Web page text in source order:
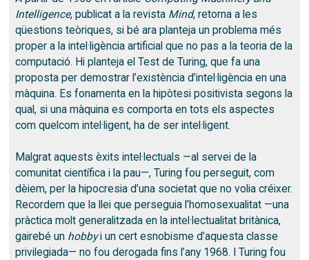
Intelligence, publicat a la revista Mind, retorna a les
qüestions teòriques, si bé ara planteja un problema més
proper a la intel·ligència artificial que no pas a la teoria de la
computació. Hi planteja el Test de Turing, que fa una
proposta per demostrar l’existència d’intel·ligència en una
màquina. Es fonamenta en la hipòtesi positivista segons la
qual, si una màquina es comporta en tots els aspectes
com quelcom intel·ligent, ha de ser intel·ligent.
Malgrat aquests èxits intel·lectuals —al servei de la
comunitat científica i la pau—, Turing fou perseguit, com
dèiem, per la hipocresia d’una societat que no volia créixer.
Recordem que la llei que perseguia l’homosexualitat —una
pràctica molt generalitzada en la intel·lectualitat britànica,
gairebé un hobbyi un cert esnobisme d’aquesta classe
privilegiada— no fou derogada fins l’any 1968. I Turing fou